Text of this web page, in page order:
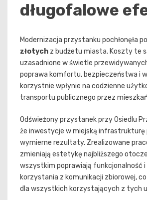
długofalowe
Modernizacja przystanku pochłonęła
złotych z budżetu miasta. Koszty te
uzasadnione w świetle
poprawa komfortu, bezpieczeństwa i
korzystnie wpłynie na codzienne
transportu publicznego przez
Odświeżony przystanek przy Osiedlu
że inwestycje w miejską infrastrukturę
wymierne rezultaty. Zrealizowane
zmieniają estetykę najbliższego
wszystkim poprawiają funkcjonalność i
korzystania z komunikacji zbiorowej,
dla wszystkich korzystających z tych